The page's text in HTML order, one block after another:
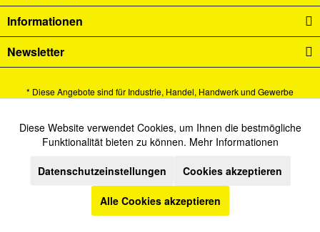
Informationen
Newsletter
* Diese Angebote sind für Industrie, Handel, Handwerk und Gewerbe
Alle Preise verstehen sich zzgl. Mehrwertsteuer undVersandkostenund ggf.
Nachnahmegebühren, wenn nicht anders beschrieben.
Cookie-Einstellungen Newsletter
Kontakt
Versand und Zahlungsbedingungen
Datenschutz
Funktionale Aktiv
Marketing Inaktiv
Inaktiv
Diese Website verwendet Cookies, um Ihnen die bestmögliche
Funktionalität bieten zu können. Mehr Informationen
Datenschutzeinstellungen Cookies akzeptieren
Alle Cookies akzeptieren